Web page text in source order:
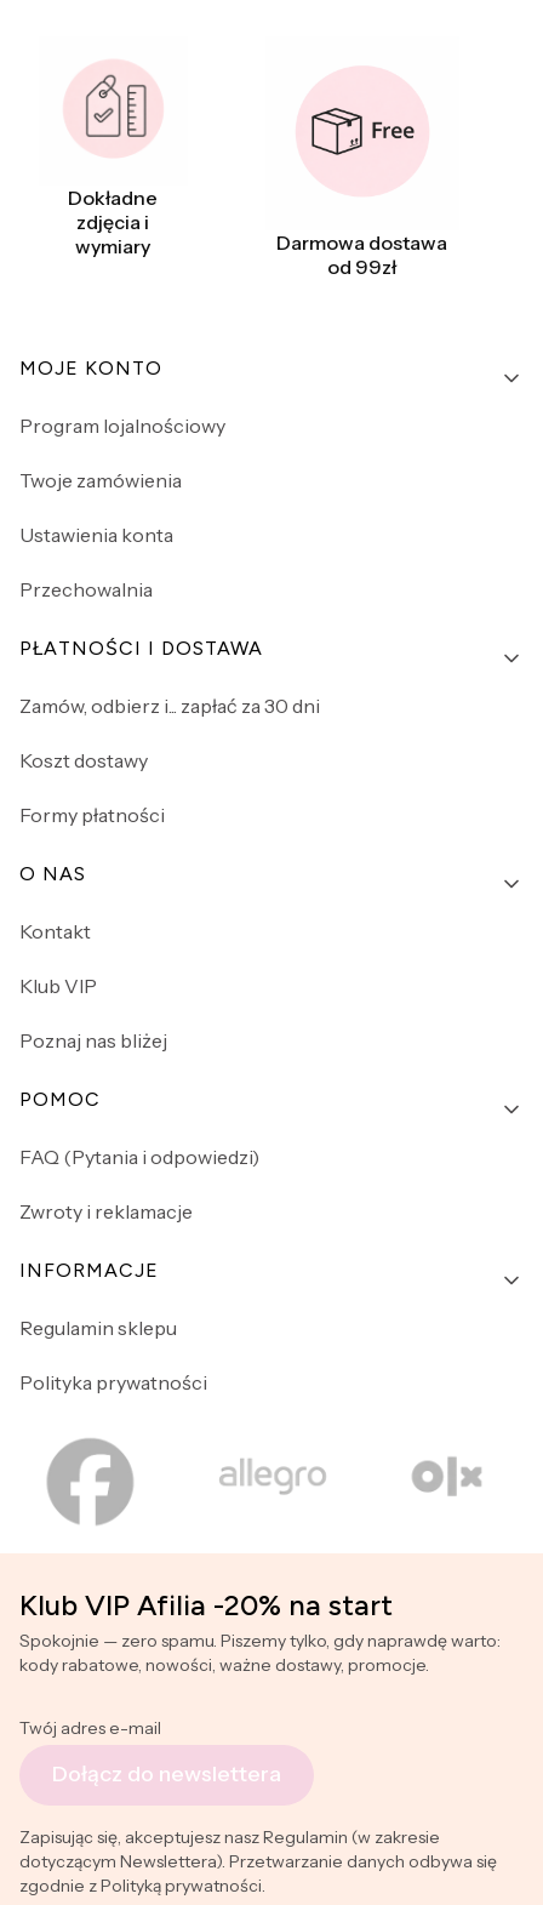
Dokładne
zdjęcia i
wymiary
Darmowa dostawa
od 99zł
Linki w stopce
MOJE KONTO
Program lojalnościowy
Twoje zamówienia
Ustawienia konta
Przechowalnia
PŁATNOŚCI I DOSTAWA
Zamów, odbierz i... zapłać za 30 dni
Koszt dostawy
Formy płatności
O NAS
Kontakt
Klub VIP
Poznaj nas bliżej
POMOC
FAQ (Pytania i odpowiedzi)
Zwroty i reklamacje
INFORMACJE
Regulamin sklepu
Polityka prywatności
Klub VIP Afilia -20% na start
Spokojnie — zero spamu. Piszemy tylko, gdy naprawdę warto:
kody rabatowe, nowości, ważne dostawy, promocje.
Twój adres e-mail
Dołącz do newslettera
Zapisując się, akceptujesz nasz Regulamin (w zakresie
dotyczącym Newslettera). Przetwarzanie danych odbywa się
zgodnie z Polityką prywatności.